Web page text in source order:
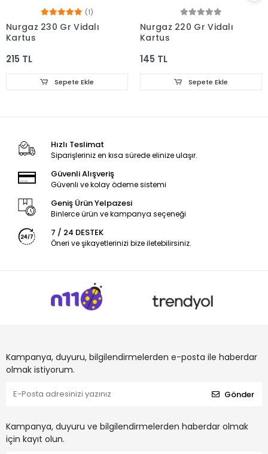
(1)
Nurgaz 230 Gr Vidalı
Kartuş
215 TL
Sepete Ekle
Nurgaz 220 Gr Vidalı
Kartuş
145 TL
Sepete Ekle
Hızlı Teslimat
Siparişleriniz en kısa sürede elinize ulaşır.
Güvenli Alışveriş
Güvenli ve kolay ödeme sistemi
Geniş Ürün Yelpazesi
Binlerce ürün ve kampanya seçeneği
7 / 24 DESTEK
Öneri ve şikayetlerinizi bize iletebilirsiniz.
Kampanya, duyuru, bilgilendirmelerden e-posta ile haberdar
olmak istiyorum.
Gönder
Kampanya, duyuru ve bilgilendirmelerden haberdar olmak
için kayıt olun.